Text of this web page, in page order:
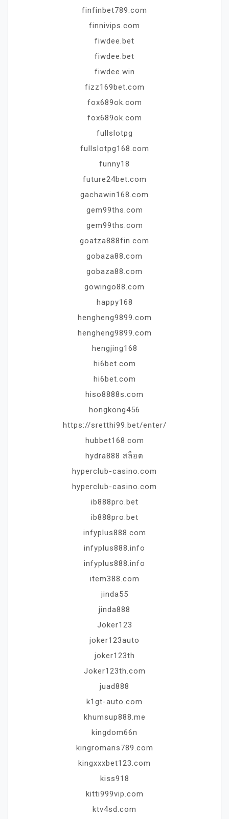
finfinbet789.com
finnivips.com
fiwdee.bet
fiwdee.bet
fiwdee.win
fizz169bet.com
fox689ok.com
fox689ok.com
fullslotpg
fullslotpg168.com
funny18
future24bet.com
gachawin168.com
gem99ths.com
gem99ths.com
goatza888fin.com
gobaza88.com
gobaza88.com
gowingo88.com
happy168
hengheng9899.com
hengheng9899.com
hengjing168
hi6bet.com
hi6bet.com
hiso8888s.com
hongkong456
https://sretthi99.bet/enter/
hubbet168.com
hydra888 สล็อต
hyperclub-casino.com
hyperclub-casino.com
ib888pro.bet
ib888pro.bet
infyplus888.com
infyplus888.info
infyplus888.info
item388.com
jinda55
jinda888
Joker123
joker123auto
joker123th
Joker123th.com
juad888
k1gt-auto.com
khumsup888.me
kingdom66n
kingromans789.com
kingxxxbet123.com
kiss918
kitti999vip.com
ktv4sd.com